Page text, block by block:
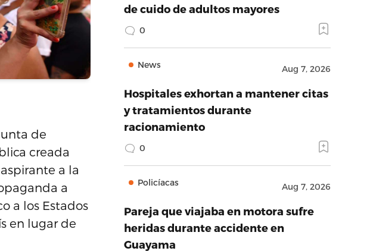
de
creada
a la
a
a los Estados
en lugar de
de cuido de adultos mayores
0
News Aug 7, 2026
Hospitales exhortan a mantener citas
y tratamientos durante
racionamiento
0
Policíacas Aug 7, 2026
Pareja que viajaba en motora sufre
heridas durante accidente en
Guayama